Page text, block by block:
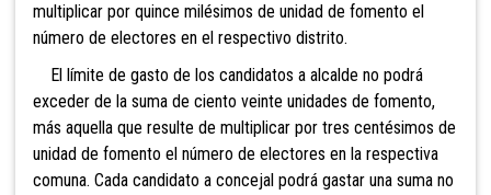
multiplicar por quince milésimos de unidad de fomento el
número de electores en el respectivo distrito.
El límite de gasto de los candidatos a alcalde no podrá
exceder de la suma de ciento veinte unidades de fomento,
más aquella que resulte de multiplicar por tres centésimos de
unidad de fomento el número de electores en la respectiva
comuna. Cada candidato a concejal podrá gastar una suma no